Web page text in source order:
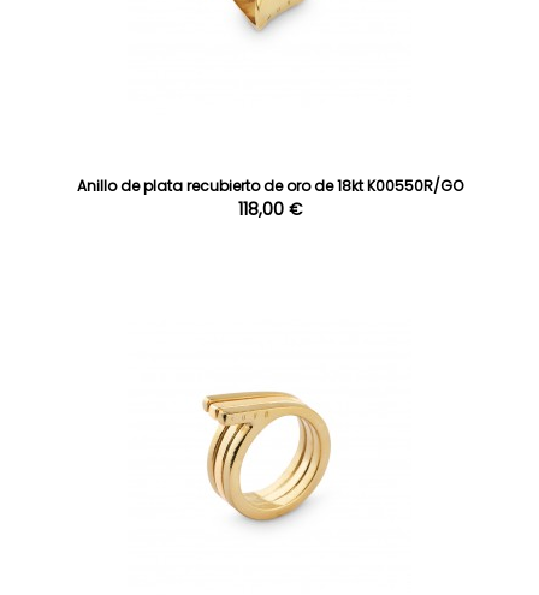
Anillo de plata recubierto de oro de 18kt K00550R/GO
118,00 €